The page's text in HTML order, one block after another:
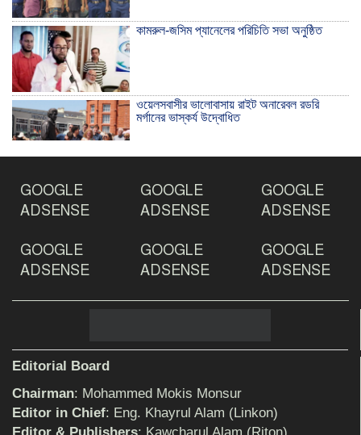
কামরুল-জসিম প্যানেলের পরিচিতি সভা অনুষ্ঠিত
ওয়েলসবাসীর ভালোবাসায় রাইট অনারেবল রডরি
মর্গানের ভাস্কর্য উদ্বোধিত
দেশ রক্ষায় প্রগতিশীল সাংবাদিকদের ভুমিকা গুরুত্বপূর্ণ
-মহিবুল হাসান চৌধুরী
শিক্ষিকার ওপর হামলাকারীদের গ্রেফতারের দাবিতে
মানববন্ধন অনুষ্ঠিত
GOOGLE
ADSENSE
GOOGLE
ADSENSE
GOOGLE
ADSENSE
GOOGLE
ADSENSE
GOOGLE
ADSENSE
GOOGLE
ADSENSE
Editorial Board
Chairman: Mohammed Mokis Monsur
Editor in Chief: Eng. Khayrul Alam (Linkon)